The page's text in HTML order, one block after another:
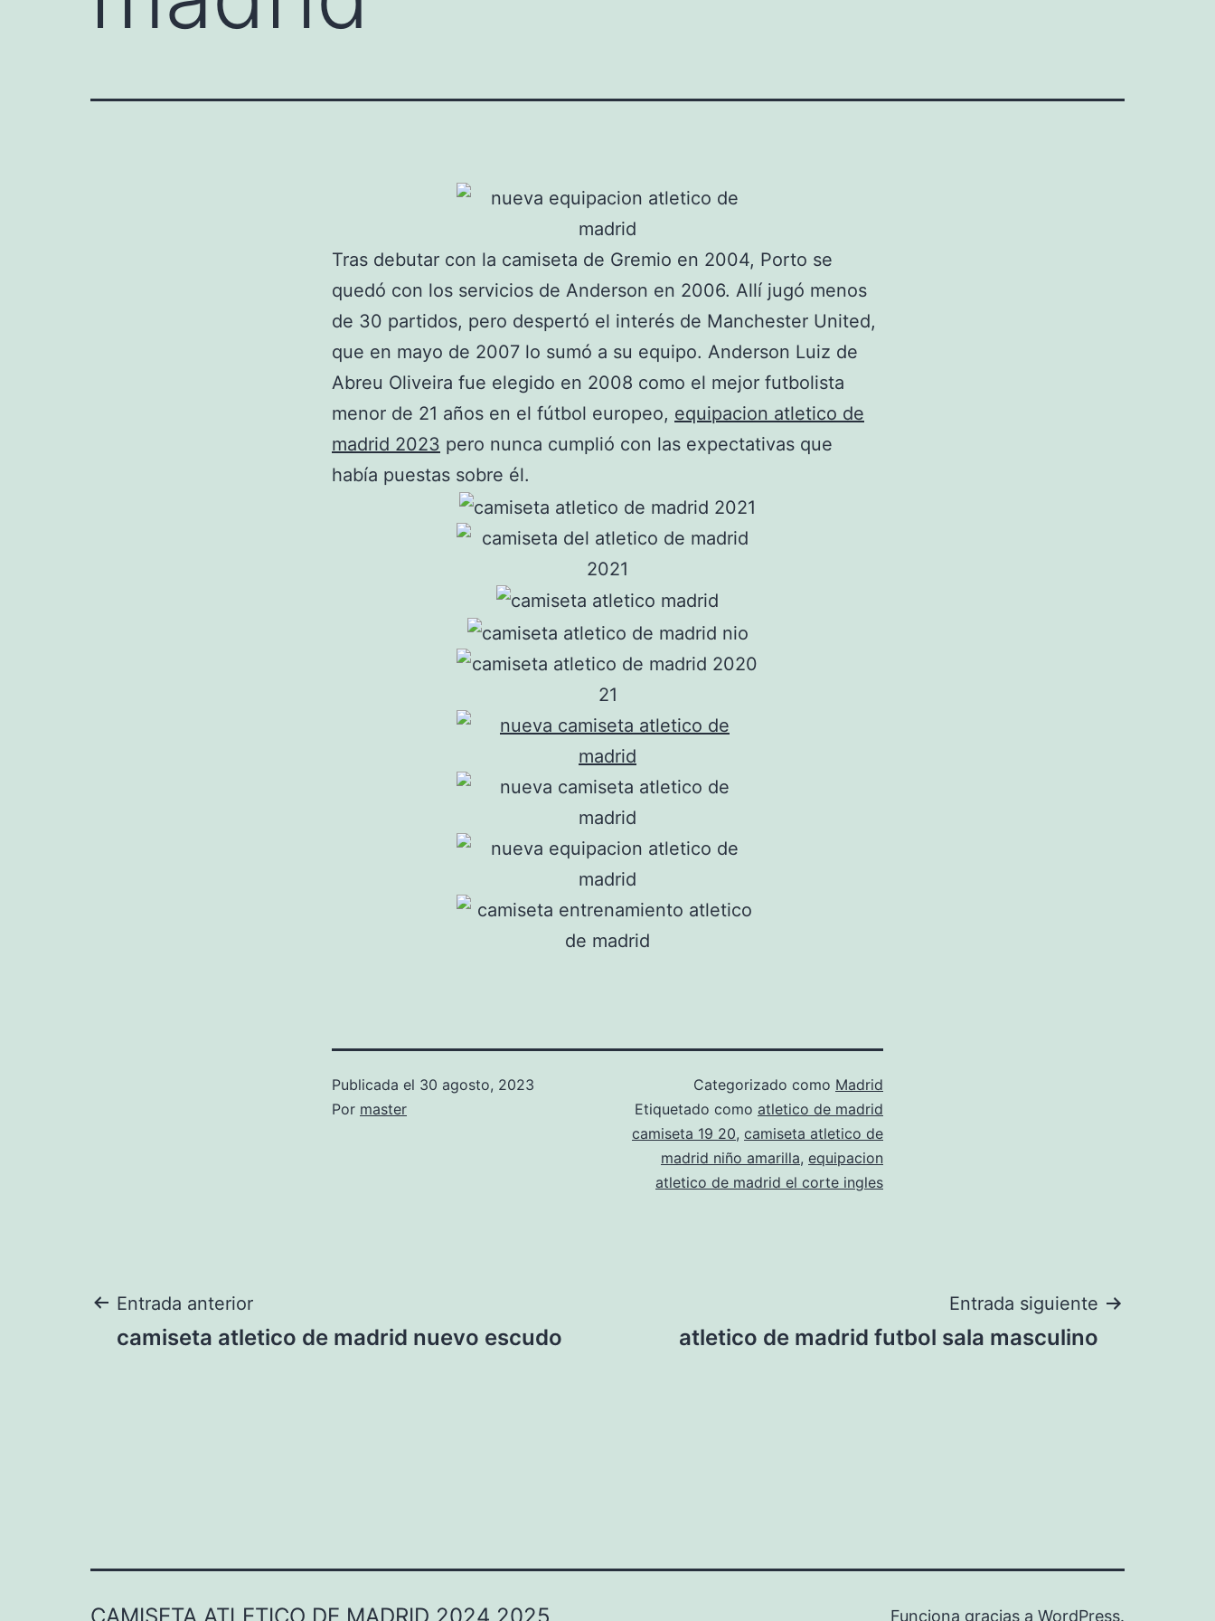
Tras debutar con la camiseta de Gremio en 2004, Porto se
quedó con los servicios de Anderson en 2006. Allí jugó menos
de 30 partidos, pero despertó el interés de Manchester United,
que en mayo de 2007 lo sumó a su equipo. Anderson Luiz de
Abreu Oliveira fue elegido en 2008 como el mejor futbolista
menor de 21 años en el fútbol europeo, equipacion atletico de
madrid 2023 pero nunca cumplió con las expectativas que
había puestas sobre él.
Publicada el 30 agosto, 2023
Por master
Categorizado como Madrid
Etiquetado como atletico de madrid
camiseta 19 20, camiseta atletico de
madrid niño amarilla, equipacion
atletico de madrid el corte ingles
Navegación
Entrada anterior
camiseta atletico de madrid nuevo escudo
Entrada siguiente
atletico de madrid futbol sala masculino
CAMISETA ATLETICO DE MADRID 2024 2025 Funciona gracias a WordPress.